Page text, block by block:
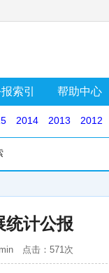
索引 帮助中心
2014 2013 2012
统计公报
点击：571次